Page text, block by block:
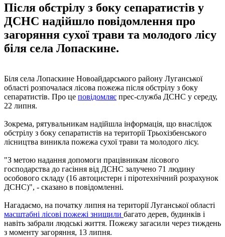
Після обстрілу з боку сепаратистів у
ДСНС надійшло повідомлення про
загоряння сухої трави та молодого лісу
біля села Лопаскине.
Біля села Лопаскине Новоайдарського району Луганської
області розпочалася лісова пожежа після обстрілу з боку
сепаратистів. Про це повідомляє прес-служба ДСНС у середу,
22 липня.
Зокрема, рятувальникам надійшла інформація, що внаслідок
обстрілу з боку сепаратистів на території Трьохізбенського
лісництва виникла пожежа сухої трави та молодого лісу.
"З метою надання допомоги працівникам лісового
господарства до гасіння від ДСНС залучено 71 людину
особового складу (16 автоцистерн і піротехнічний розрахунок
ДСНС)", - сказано в повідомленні.
Нагадаємо, на початку липня на території Луганської області
масштабні лісові пожежі знищили багато дерев, будинків і
навіть забрали людські життя. Пожежу загасили через тиждень
з моменту загоряння, 13 липня.